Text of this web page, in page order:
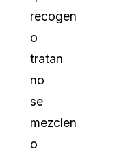
recogen
o
tratan
no
se
mezclen
o